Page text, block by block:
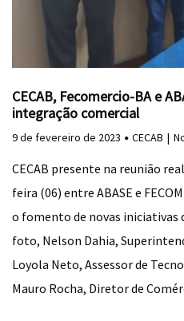
CECAB, Fecomercio-BA e
integração comercial
9 de fevereiro de 2023 CECAB
CECAB presente na reunião
feira (06) entre ABASE e
o fomento de novas iniciativas
foto, Nelson Dahia,
Loyola Neto, Assessor de
Mauro Rocha, Diretor de